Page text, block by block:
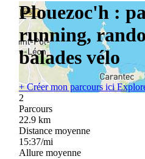
Plouezoc'h :
running,
balades vélo
+Créer mon parcours ici
2
Parcours
22.9 km
Distance moyenne
15:37/mi
Allure moyenne